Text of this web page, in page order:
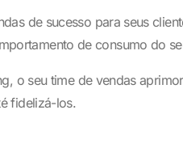
de sucesso para seus
de consumo do
o seu time de vendas
fidelizá-los.